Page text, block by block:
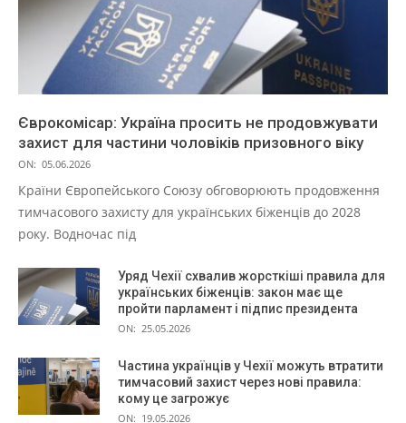
Єврокомісар: Україна просить не продовжувати
захист для частини чоловіків призовного віку
ON: 05.06.2026
Країни Європейського Союзу обговорюють продовження
тимчасового захисту для українських біженців до 2028
року. Водночас під
Уряд Чехії схвалив жорсткіші правила для
українських біженців: закон має ще
пройти парламент і підпис президента
ON: 25.05.2026
Частина українців у Чехії можуть втратити
тимчасовий захист через нові правила:
кому це загрожує
ON: 19.05.2026